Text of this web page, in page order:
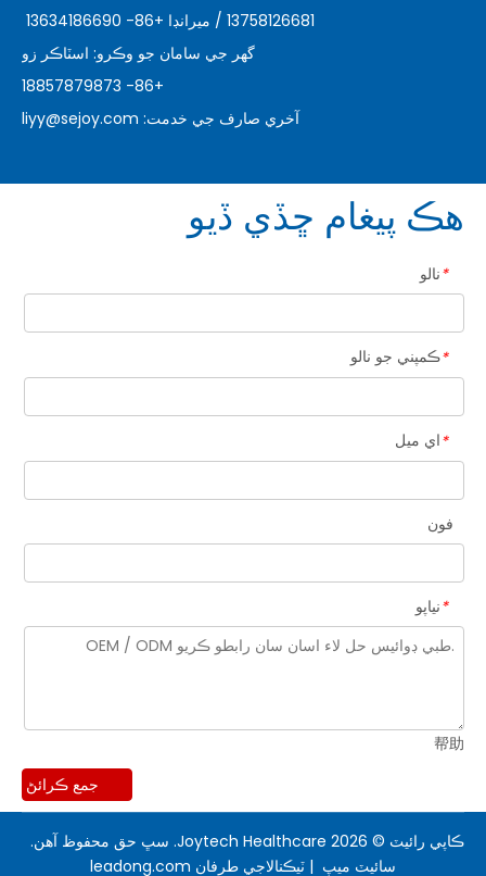
13758126681 / ميرانڊا +86- 13634186690
گھر جي سامان جو وڪرو: اسٽاڪر زو
+86- 18857879873
آخري صارف جي خدمت: liyy@sejoy.com
هڪ پيغام ڇڏي ڏيو
*نالو
*ڪمپني جو نالو
*اي ميل
فون
*نياپو
帮助
جمع ڪرائڻ
ڪاپي رائيٽ © 2026
سائيٽ ميپ | ٽيڪنالاجي طرفان leadong.com